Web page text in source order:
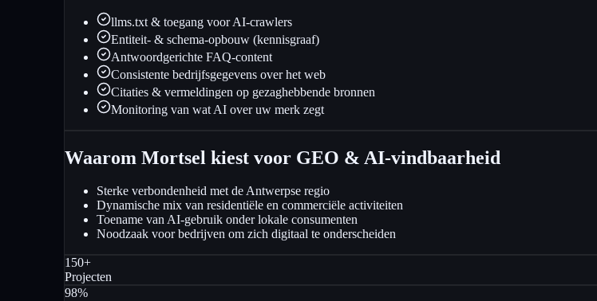
llms.txt & toegang voor AI-crawlers
Entiteit- & schema-opbouw (kennisgraaf)
Antwoordgerichte FAQ-content
Consistente bedrijfsgegevens over het web
Citaties & vermeldingen op gezaghebbende bronnen
Monitoring van wat AI over uw merk zegt
Waarom Mortsel kiest voor GEO & AI-vindbaarheid
Sterke verbondenheid met de Antwerpse regio
Dynamische mix van residentiële en commerciële activiteiten
Toename van AI-gebruik onder lokale consumenten
Noodzaak voor bedrijven om zich digitaal te onderscheiden
150+
Projecten
98%